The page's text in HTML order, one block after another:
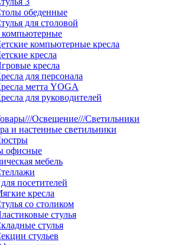
обеденные
для столовой
компьютерные
компьютерные кресла
кресла
кресла
для персонала
метта YOGA
для руководителей
Освещение///Светильники
и настенные светильники
офисные
мебель
посетителей
кресла
со столиком
стулья
стулья
стульев